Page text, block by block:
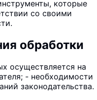
которые
со своими
обработки
осуществляется на
- необходимости
законодательства.